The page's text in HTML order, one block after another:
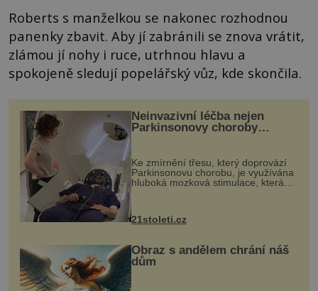
Roberts s manželkou se nakonec rozhodnou
panenky zbavit. Aby jí zabránili se znova vrátit,
zlámou jí nohy i ruce, utrhnou hlavu a
spokojeně sledují popelářský vůz, kde skončila.
Neinvazivní léčba nejen
Parkinsonovy choroby
Ke zmírnění třesu, který doprovází
Parkinsonovu chorobu, je využívána
hluboká mozková stimulace, která
však vyžaduje vysoce invazivní
k dostatečně přesnému zacílení ...
21stoleti.cz
Obraz s andělem chrání náš
dům